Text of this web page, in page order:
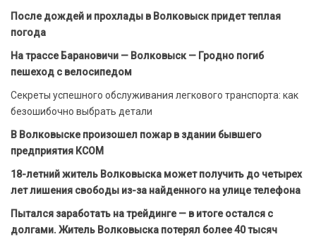
После дождей и прохлады в Волковыск придет теплая
погода
На трассе Барановичи — Волковыск — Гродно погиб
пешеход с велосипедом
Секреты успешного обслуживания легкового транспорта: как
безошибочно выбрать детали
В Волковыске произошел пожар в здании бывшего
предприятия КСОМ
18-летний житель Волковыска может получить до четырех
лет лишения свободы из-за найденного на улице телефона
Пытался заработать на трейдинге — в итоге остался с
долгами. Житель Волковыска потерял более 40 тысяч